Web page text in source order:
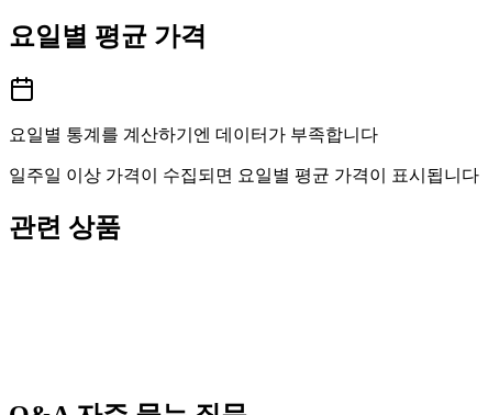
요일별 평균 가격
요일별 통계를 계산하기엔 데이터가 부족합니다
일주일 이상 가격이 수집되면 요일별 평균 가격이 표시됩니다
관련 상품